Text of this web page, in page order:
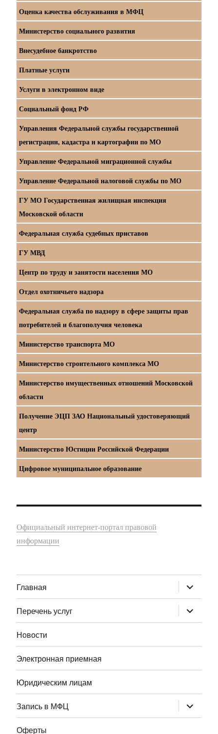
Оценка качества обслуживания в МФЦ
Министерство социального развития
Внесудебное банкротство
Платные услуги
Услуги в электронном виде
Социальный фонд РФ
Управления Федеральной службы государственной
регистрации, кадастра и картографии по МО
Управление Федеральной миграционной службы
Управление Федеральной налоговой службы по МО
ГУ МО Государственная жилищная инспекция
Московской области
Федеральная служба судебных приставов
ГУ МВД
Центр по труду и занятости населения МО
Отдел охотничьего надзора
Федеральная служба по надзору в сфере защиты прав
потребителей и благополучия человека
Министерство транспорта МО
Министерство строительного комплекса МО
Министерство имущественных отношений Московской
области
Получение ЭЦП ЗАО Национальный удостоверяющий
центр
Министерство Юстиции Российской Федерации
Цифровое муниципальное образование
Официальный интернет-портал правовой
информации
Главная раскрыть
дочернее
меню
Перечень услуг
раскрыть
дочернее
меню
Новости
Электронная приемная
Юридическим лицам
Запись в МФЦ раскрыть
дочернее
меню
Оферты